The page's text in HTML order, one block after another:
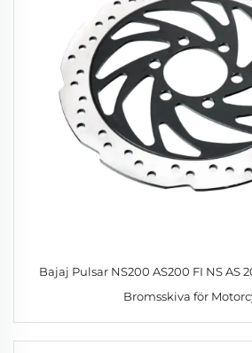
Bajaj Pulsar NS200 AS200 FI NS AS
Bromsskiva för